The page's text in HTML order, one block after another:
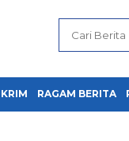
RAGAM BERITA